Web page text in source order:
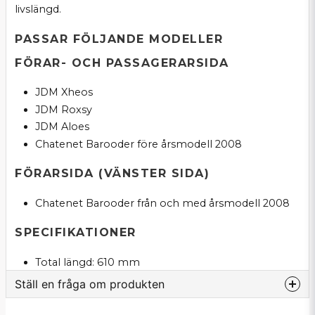
livslängd.
PASSAR FÖLJANDE MODELLER
FÖRAR- OCH PASSAGERARSIDA
JDM Xheos
JDM Roxsy
JDM Aloes
Chatenet Barooder före årsmodell 2008
FÖRARSIDA (VÄNSTER SIDA)
Chatenet Barooder från och med årsmodell 2008
SPECIFIKATIONER
Total längd: 610 mm
Ställ en fråga om produkten